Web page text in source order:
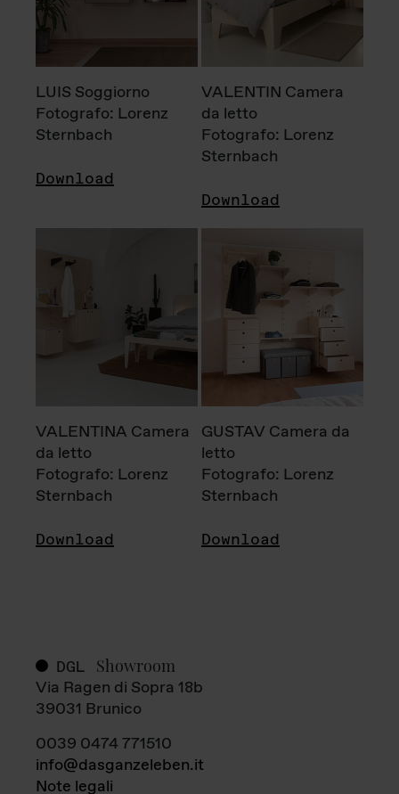
LUIS Soggiorno
Fotografo: Lorenz
Sternbach
Download
VALENTIN Camera
da letto
Fotografo: Lorenz
Sternbach
Download
VALENTINA Camera
da letto
Fotografo: Lorenz
Sternbach
Download
GUSTAV Camera da
letto
Fotografo: Lorenz
Sternbach
Download
DGL Showroom
Via Ragen di Sopra 18b
39031 Brunico
0039 0474 771510
info@dasganzeleben.it
Note legali